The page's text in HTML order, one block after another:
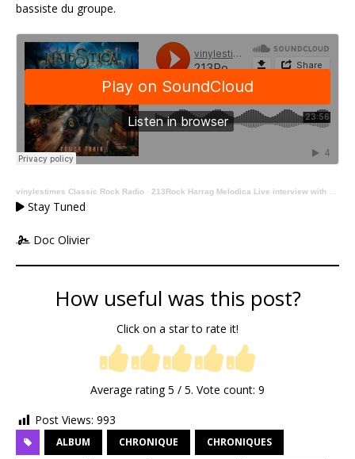
bassiste du groupe.
vinylestimes Classic Rock Radio · 213Rock Harrag Melodica Live interview with Chris David of Majestica 26 11 2024 on Vinylestimes Classic Rock Radio
Stay Tuned
Doc Olivier
How useful was this post?
Click on a star to rate it!
Average rating5 / 5. Vote count: 9
Post Views: 993
ALBUM CHRONIQUE CHRONIQUES